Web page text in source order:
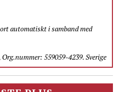
automatiskt i samband med
559059-4239. Sverige